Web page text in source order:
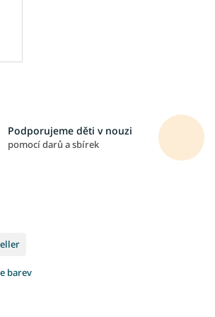
Podporujeme děti v nouzi
pomocí darů a sbírek
barev